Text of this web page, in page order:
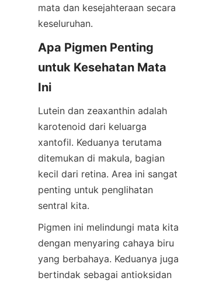
mata dan kesejahteraan secara
keseluruhan.
Apa Pigmen Penting
untuk Kesehatan Mata
Ini
Lutein dan zeaxanthin adalah
karotenoid dari keluarga
xantofil. Keduanya terutama
ditemukan di makula, bagian
kecil dari retina. Area ini sangat
penting untuk penglihatan
sentral kita.
Pigmen ini melindungi mata kita
dengan menyaring cahaya biru
yang berbahaya. Keduanya juga
bertindak sebagai antioksidan